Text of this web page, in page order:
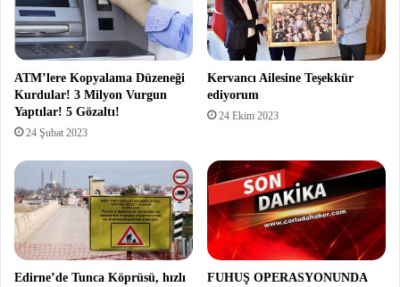
ATM’lere Kopyalama Düzeneği
Kurdular! 3 Milyon Vurgun
Yaptılar! 5 Gözaltı!
24 Şubat 2023
Kervancı Ailesine Teşekkür
ediyorum
24 Ekim 2023
Edirne’de Tunca Köprüsü, hızlı
FUHUŞ OPERASYONUNDA